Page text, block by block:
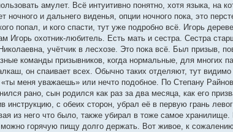
амулет. Всё интуитивно понятно, хотя языка, на
ночного и дальнего виденья, опции ночного пока, это
попал, и кого спасти, тут уже подробно всё. Игорь
Игорь охотник-любитель. Есть мать и сестра. Сестра
учётчик в лесхозе. Это пока всё. Был призыв,
команды призывников, когда нормальные, для многих
он спаивает всех. Обычно таких отделяют, тут
меня уважаешь» или нечто подобное. По Степану
рано, сын родился как раз за два месяца, как его
инструкцию, с обеих сторон, убрал её в первую грань
из него что было, также убирал в тоже самое
горячую пищу долго держать. Вот живое, к